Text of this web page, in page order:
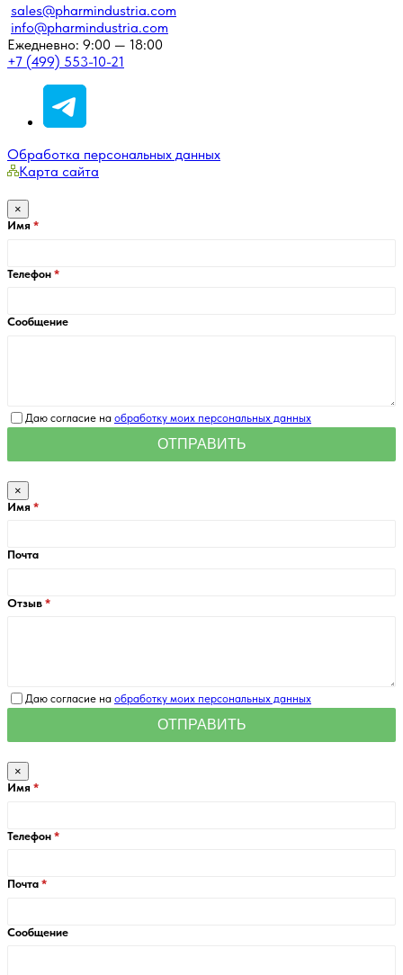
sales@pharmindustria.com
info@pharmindustria.com
Ежедневно: 9:00 — 18:00
+7 (499) 553-10-21
Обработка персональных данных
Карта сайта
×
Имя
Телефон
Сообщение
Даю согласие на обработку моих персональных данных
×
Имя
Почта
Отзыв
Даю согласие на обработку моих персональных данных
×
Имя
Телефон
Почта
Сообщение